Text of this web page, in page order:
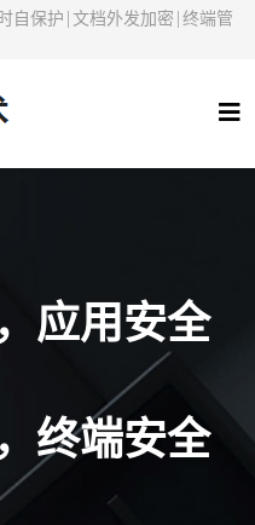
自保护|文档外发加密|终端管
应用安全
终端安全